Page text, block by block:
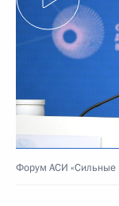
Форум АСИ «Сильные